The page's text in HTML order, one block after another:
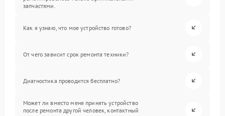
запчастями.
Как я узнаю, что мое устройство готово?
От чего зависит срок ремонта техники?
Диагностика проводится бесплатно?
Может ли вместо меня принять устройство
после ремонта другой человек, контактный